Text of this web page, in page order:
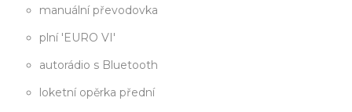
manuální převodovka
plní 'EURO VI'
autorádio s Bluetooth
loketní opěrka přední